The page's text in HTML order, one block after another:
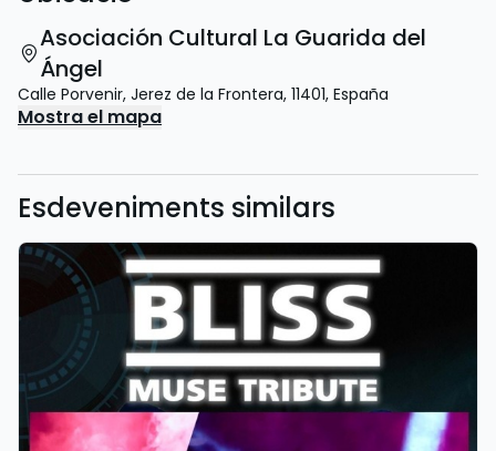
Asociación Cultural La Guarida del
Ángel
Calle Porvenir, Jerez de la Frontera, 11401, España
Mostra el mapa
Esdeveniments similars